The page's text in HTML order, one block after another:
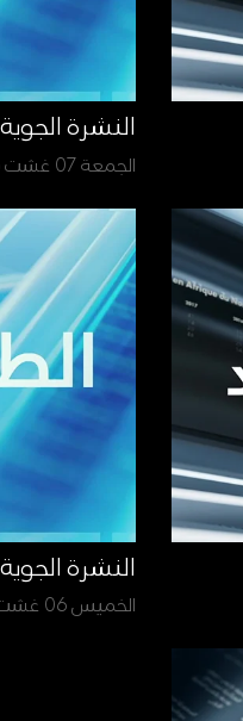
النشرة الجوية
الجمعة 07 غشت 2026
النشرة الجوية
الخميس 06 غشت 2026